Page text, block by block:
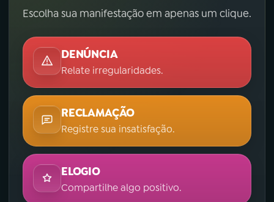
Escolha sua manifestação em apenas um clique.
DENÚNCIA
Relate irregularidades.
RECLAMAÇÃO
Registre sua insatisfação.
ELOGIO
Compartilhe algo positivo.